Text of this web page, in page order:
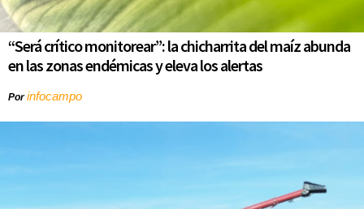
“Será crítico monitorear”: la chicharrita del maíz abunda
en las zonas endémicas y eleva los alertas
Porinfocampo